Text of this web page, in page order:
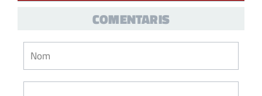
COMENTARIS